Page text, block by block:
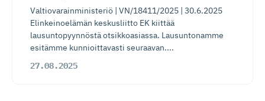
Valtiovarainministeriö | VN/18411/2025 | 30.6.2025
Elinkeinoelämän keskusliitto EK kiittää
lausuntopyynnöstä otsikkoasiassa. Lausuntonamme
esitämme kunnioittavasti seuraavan....
27.08.2025